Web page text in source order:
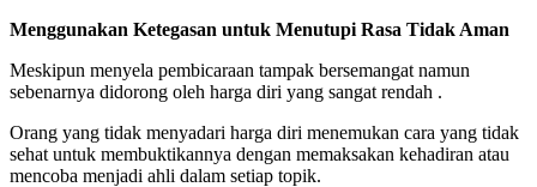
Menggunakan Ketegasan untuk Menutupi Rasa Tidak Aman
Meskipun menyela pembicaraan tampak bersemangat namun
sebenarnya didorong oleh harga diri yang sangat rendah .
Orang yang tidak menyadari harga diri menemukan cara yang tidak
sehat untuk membuktikannya dengan memaksakan kehadiran atau
mencoba menjadi ahli dalam setiap topik.